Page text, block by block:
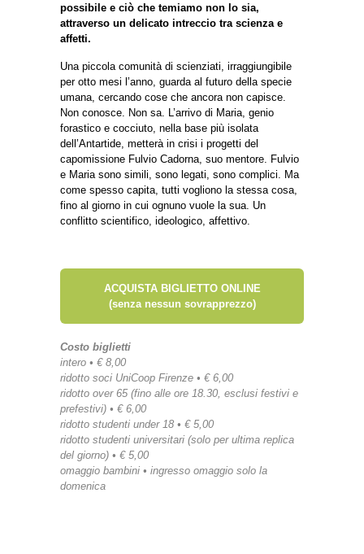
possibile e ciò che temiamo non lo sia,
attraverso un delicato intreccio tra scienza e
affetti.
Una piccola comunità di scienziati, irraggiungibile
per otto mesi l’anno, guarda al futuro della specie
umana, cercando cose che ancora non capisce.
Non conosce. Non sa. L’arrivo di Maria, genio
forastico e cocciuto, nella base più isolata
dell’Antartide, metterà in crisi i progetti del
capomissione Fulvio Cadorna, suo mentore. Fulvio
e Maria sono simili, sono legati, sono complici. Ma
come spesso capita, tutti vogliono la stessa cosa,
fino al giorno in cui ognuno vuole la sua. Un
conflitto scientifico, ideologico, affettivo.
ACQUISTA BIGLIETTO ONLINE
(senza nessun sovrapprezzo)
Costo biglietti
intero • € 8,00
ridotto soci UniCoop Firenze • € 6,00
ridotto over 65 (fino alle ore 18.30, esclusi festivi e
prefestivi) • € 6,00
ridotto studenti under 18 • € 5,00
ridotto studenti universitari (solo per ultima replica
del giorno) • € 5,00
omaggio bambini • ingresso omaggio solo la
domenica